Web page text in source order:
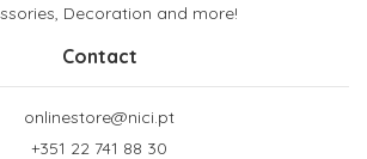
Decoration and more!
Contact
onlinestore@nici.pt
+351 22 741 88 30